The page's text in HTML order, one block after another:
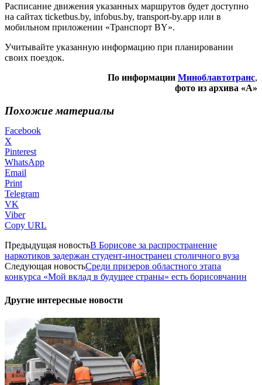
Расписание движения указанных маршрутов будет доступно
на сайтах ticketbus.by, infobus.by, transport-by.app или в
мобильном приложении «Транспорт BY».
Учитывайте указанную информацию при планировании
своих поездок.
По информации Миноблавтотранс,
фото из архива «А»
Похожие материалы
Facebook
X
Pinterest
WhatsApp
Email
Print
Telegram
VK
Viber
Copy URL
Предыдущая новостьВ Борисове за распространение
наркотиков задержан студент-иностранец столичного вуза
Следующая новостьСреди призеров областного этапа
конкурса «Мой вклад в будущее страны» есть борисовчанин
Другие интересные новости